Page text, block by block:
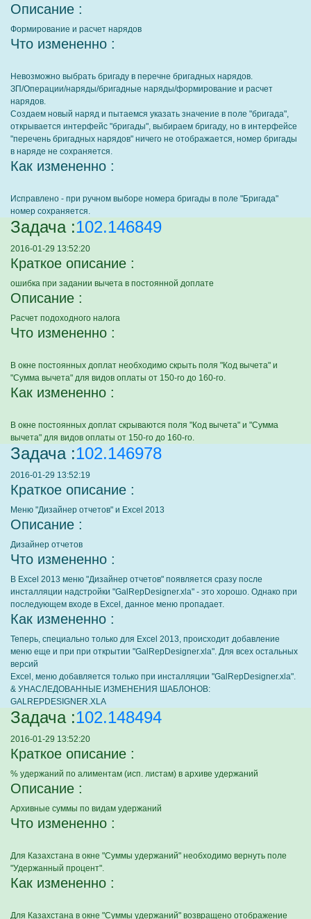
Описание :
Формирование и расчет нарядов
Что измененно :
Невозможно выбрать бригаду в перечне бригадных нарядов.
ЗП/Операции/наряды/бригадные наряды/формирование и расчет
нарядов.
Создаем новый наряд и пытаемся указать значение в поле "бригада",
открывается интерфейс "бригады", выбираем бригаду, но в интерфейсе
"перечень бригадных нарядов" ничего не отображается, номер бригады
в наряде не сохраняется.
Как измененно :
Исправлено - при ручном выборе номера бригады в поле "Бригада"
номер сохраняется.
Задача :102.146849
2016-01-29 13:52:20
Краткое описание :
ошибка при задании вычета в постоянной доплате
Описание :
Расчет подоходного налога
Что измененно :
В окне постоянных доплат необходимо скрыть поля "Код вычета" и
"Сумма вычета" для видов оплаты от 150-го до 160-го.
Как измененно :
В окне постоянных доплат скрываются поля "Код вычета" и "Сумма
вычета" для видов оплаты от 150-го до 160-го.
Задача :102.146978
2016-01-29 13:52:19
Краткое описание :
Меню "Дизайнер отчетов" и Excel 2013
Описание :
Дизайнер отчетов
Что измененно :
В Excel 2013 меню "Дизайнер отчетов" появляется сразу после
инсталляции надстройки "GalRepDesigner.xla" - это хорошо. Однако при
последующем входе в Excel, данное меню пропадает.
Как измененно :
Теперь, специально только для Excel 2013, происходит добавление
меню еще и при при открытии "GalRepDesigner.xla". Для всех остальных
версий
Excel, меню добавляется только при инсталляции "GalRepDesigner.xla".
& УНАСЛЕДОВАННЫЕ ИЗМЕНЕНИЯ ШАБЛОНОВ:
GALREPDESIGNER.XLA
Задача :102.148494
2016-01-29 13:52:20
Краткое описание :
% удержаний по алиментам (исп. листам) в архиве удержаний
Описание :
Архивные суммы по видам удержаний
Что измененно :
Для Казахстана в окне "Суммы удержаний" необходимо вернуть поле
"Удержанный процент".
Как измененно :
Для Казахстана в окне "Суммы удержаний" возвращено отображение